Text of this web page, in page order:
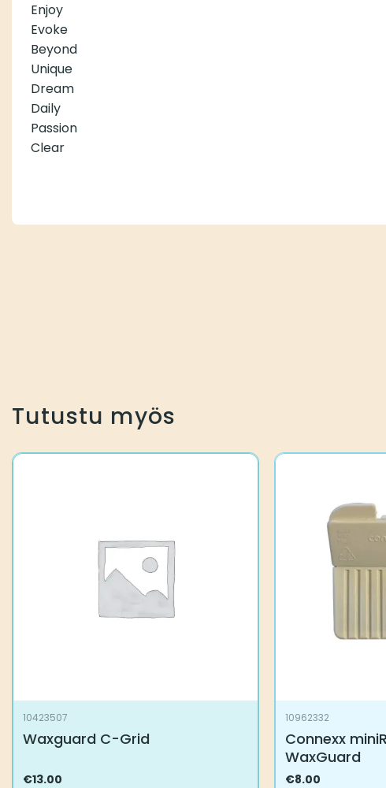
Enjoy
Evoke
Beyond
Unique
Dream
Daily
Passion
Clear
Tutustu myös
10423507
Waxguard C-Grid
€13.00
10962332
Connexx
WaxGuard
€8.00